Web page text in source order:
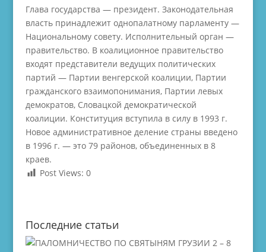
Глава государства — президент. Законодательная
власть принадлежит однопалатному парламенту —
Национальному совету. Исполнительный орган —
правительство. В коалиционное правительство
входят представители ведущих политических
партий — Партии венгерской коалиции, Партии
гражданского взаимопонимания, Партии левых
демократов, Словацкой демократической
коалиции. Конституция вступила в силу в 1993 г.
Новое административное деление страны введено
в 1996 г. — это 79 районов, объединенных в 8
краев.
Post Views: 0
Последние статьи